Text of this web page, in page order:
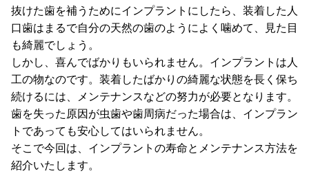
抜けた歯を補うためにインプラントにしたら、装着した人
口歯はまるで自分の天然の歯のようによく噛めて、見た目
も綺麗でしょう。
しかし、喜んでばかりもいられません。インプラントは人
工の物なのです。装着したばかりの綺麗な状態を長く保ち
続けるには、メンテナンスなどの努力が必要となります。
歯を失った原因が虫歯や歯周病だった場合は、インプラン
トであっても安心してはいられません。
そこで今回は、インプラントの寿命とメンテナンス方法を
紹介いたします。